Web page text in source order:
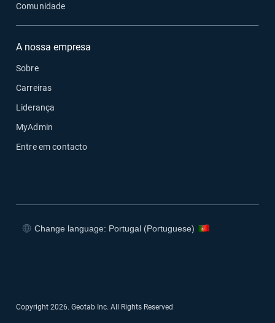
Comunidade
A nossa empresa
Sobre
Carreiras
Liderança
MyAdmin
Entre em contacto
Change language: Portugal (Portuguese)
Copyright 2026. Geotab Inc. All Rights Reserved